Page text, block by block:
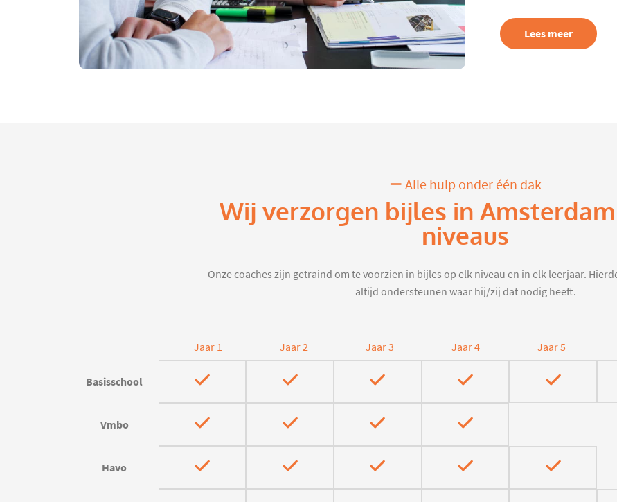
Lees meer
Alle hulp onder één dak
Wij verzorgen bijles in
niveaus
Onze coaches zijn getraind om te voorzien in bijles op elk niveau en in elk leerjaar.
altijd ondersteunen waar hij/zij dat nodig heeft.
Jaar 1 Jaar 2 Jaar 3 Jaar 4 Jaar 5
Basisschool
Vmbo
Havo